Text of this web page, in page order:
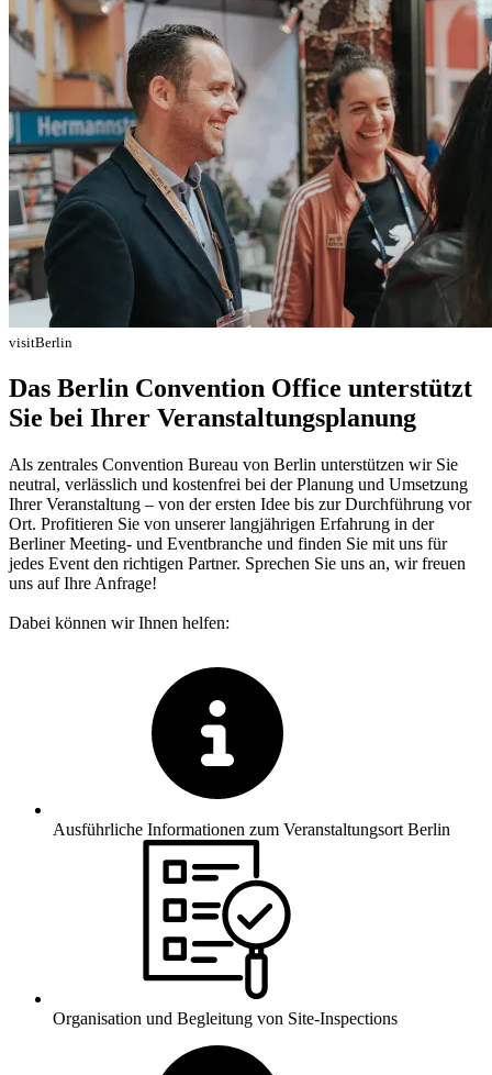
visitBerlin
Das Berlin Convention Office unterstützt
Sie bei Ihrer Veranstaltungsplanung
Als zentrales Convention Bureau von Berlin unterstützen wir Sie
neutral, verlässlich und kostenfrei bei der Planung und Umsetzung
Ihrer Veranstaltung – von der ersten Idee bis zur Durchführung vor
Ort. Profitieren Sie von unserer langjährigen Erfahrung in der
Berliner Meeting- und Eventbranche und finden Sie mit uns für
jedes Event den richtigen Partner. Sprechen Sie uns an, wir freuen
uns auf Ihre Anfrage!
Dabei können wir Ihnen helfen:
Ausführliche Informationen zum Veranstaltungsort Berlin
Organisation und Begleitung von Site-Inspections